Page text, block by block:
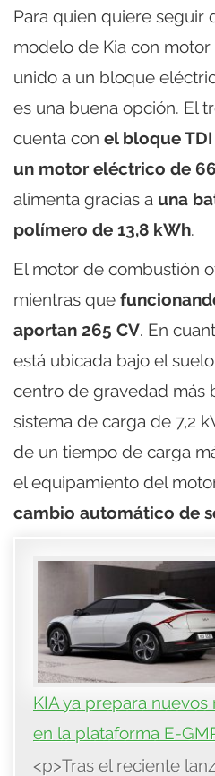
Para quien quiere seguir
modelo de Kia con
unido a un bloque
es una buena opción. El
cuenta con el bloque
un motor eléctrico de
alimenta gracias a una
polímero de 13,8 kWh.
El motor de combustión
mientras que
aportan 265 CV. En
está ubicada bajo el
centro de gravedad más
sistema de carga de 7,2
de un tiempo de carga
el equipamiento del
cambio automático de
KIA ya prepara
en la plataforma E-
<p>Tras el reciente